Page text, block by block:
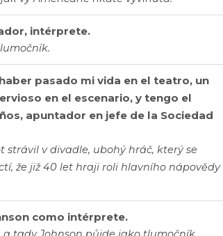
intérprete.
pasado mi vida en el teatro, un
en el escenario, y tengo el
apuntador en jefe de la Sociedad
strávil v divadle, ubohý hráč, který se
že již 40 let hraji roli hlavního nápovědy
como intérprete.